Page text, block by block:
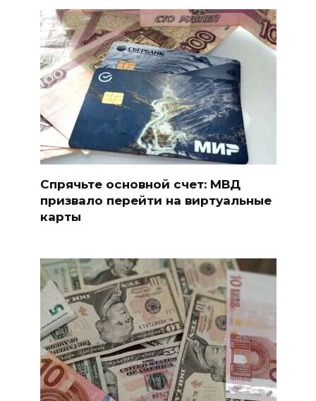
Спрячьте основной счет: МВД
призвало перейти на виртуальные
карты